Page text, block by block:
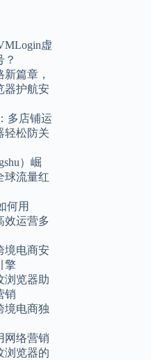
虚
？
篇章，
器护航安
多店铺运
轻松防关
）崛
球流量红
何用
效运营多
境电商安
擎
浏览器助
销
境电商独
网络营销
浏览器的